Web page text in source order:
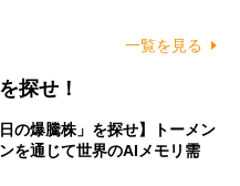
一覧を見る
探せ！
の爆騰株」を探せ】トーメン
を通じて世界のAIメモリ需